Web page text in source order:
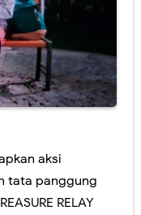
aksi
tata panggung
RELAY